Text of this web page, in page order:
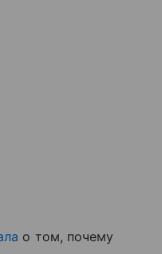
о том, почему